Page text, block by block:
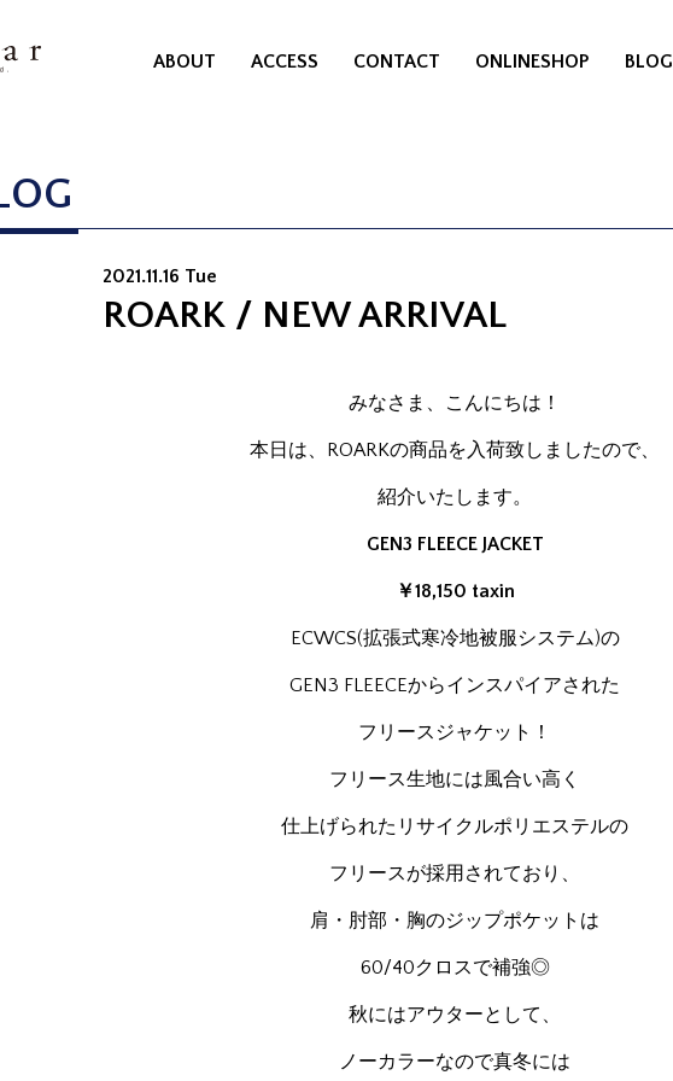
ABOUT ACCESS CONTACT ONLINESHOP BLOG
2021.11.16 Tue
ROARK / NEW ARRIVAL
みなさま、こんにちは！
本日は、ROARKの商品を入荷致しましたので、
紹介いたします。
GEN3 FLEECE JACKET
￥18,150 taxin
ECWCS(拡張式寒冷地被服システム)の
GEN3 FLEECEからインスパイアされた
フリースジャケット！
フリース生地には風合い高く
仕上げられたリサイクルポリエステルの
フリースが採用されており、
肩・肘部・胸のジップポケットは
60/40クロスで補強◎
秋にはアウターとして、
ノーカラーなので真冬には